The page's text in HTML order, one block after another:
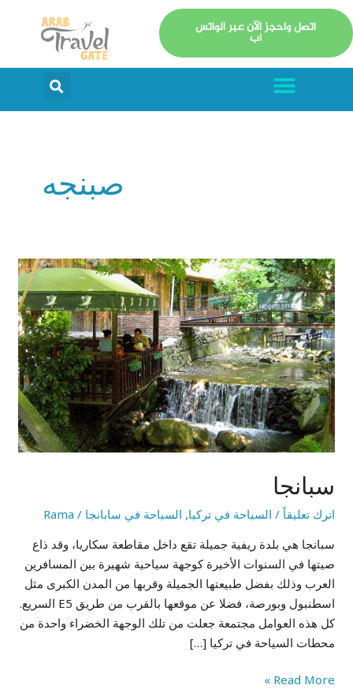
تخطي
إلى
المحتوى
اتصل واحجز الآن عبر الواتس
اب
Menu
صبنجه
سبانجا
اترك تعليقاً / السياحة في تركيا, السياحة في سابانجا /
Rama
سبانجا هي بلدة ريفية جميلة تقع داخل مقاطعة سكاريا، وقد ذاع
صيتها في السنوات الأخيرة كوجهة سياحية شهيرة بين المسافرين
العرب وذلك بفضل طبيعتها الجميلة وقربها من المدن الكبرى مثل
اسطنبول وبورصة، فضلا عن موقعها بالقرب من طريق E5 السريع.
كل هذه العوامل مجتمعة جعلت من تلك الوجهة الخضراء واحدة من
محطات السياحة في تركيا […]
سبانجا
Read More »